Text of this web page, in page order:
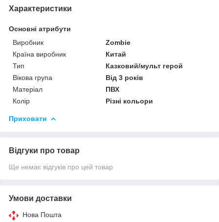
Характеристики
Основні атрибути
Виробник
Zombie
Країна виробник
Китай
Тип
Казковий/мульт герой
Вікова група
Від 3 років
Матеріал
ПВХ
Колір
Різні кольори
Приховати
Відгуки про товар
Ще немає відгуків про цей товар
Умови доставки
Нова Пошта